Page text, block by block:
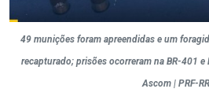
49 munições foram apreendidas e um
recapturado; prisões ocorreram na BR-401 e
Ascom | PRF-RR